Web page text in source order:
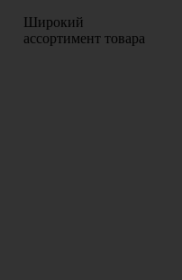
Широкий
ассортимент товара